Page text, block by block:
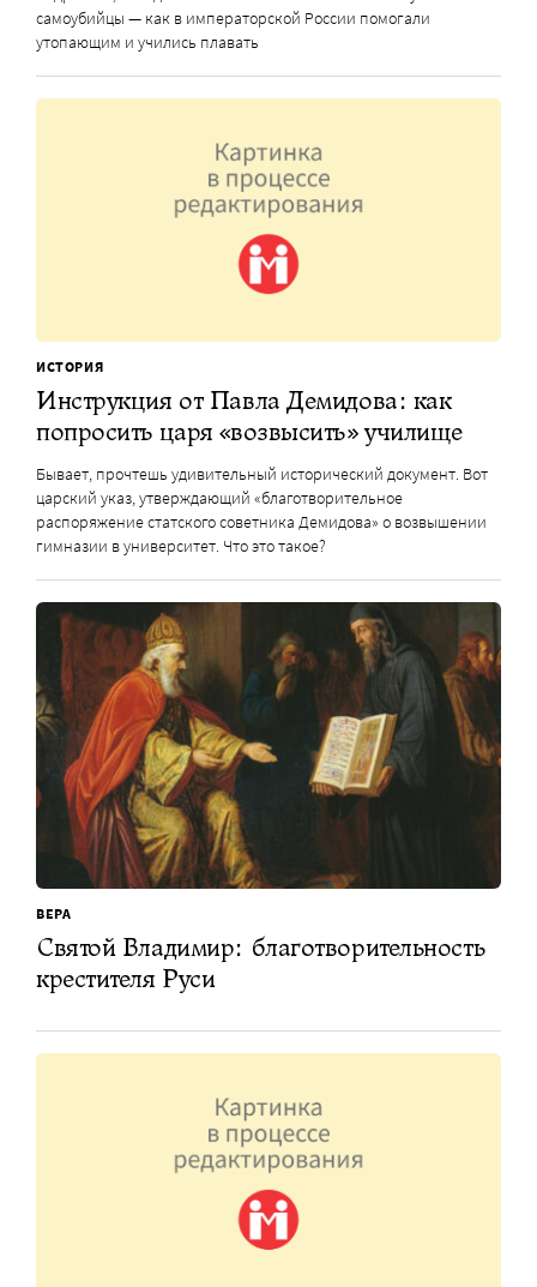
самоубийцы — как в императорской России помогали
утопающим и учились плавать
ИСТОРИЯ
Инструкция от Павла Демидова: как
попросить царя «возвысить» училище
Бывает, прочтешь удивительный исторический документ. Вот
царский указ, утверждающий «благотворительное
распоряжение статского советника Демидова» о возвышении
гимназии в университет. Что это такое?
ВЕРА
Святой Владимир: благотворительность
крестителя Руси